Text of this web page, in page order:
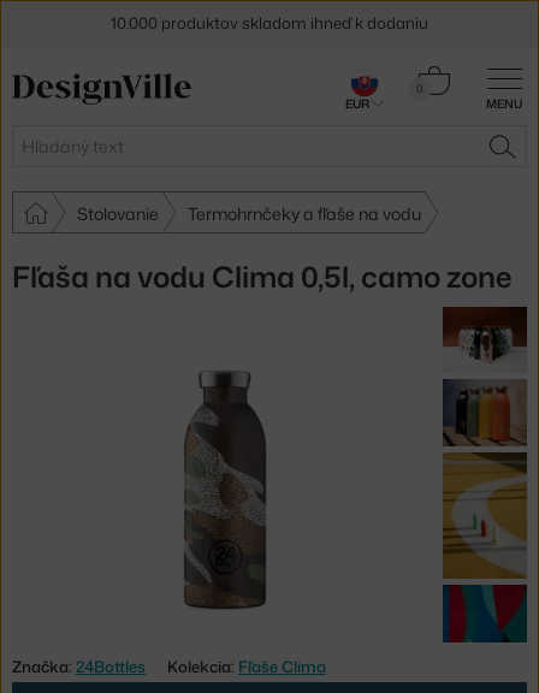
MENU
Hľadať
0
Košík
Stolovanie Termohrnčeky a fľaše na vodu
Fľaša na vodu Clima 0,5l, camo zone
Značka: 24Bottles Kolekcia: Fľaše Clima
10.000 produktov skladom ihneď k dodaniu
30 dní na vrátenie tovaru
EUR